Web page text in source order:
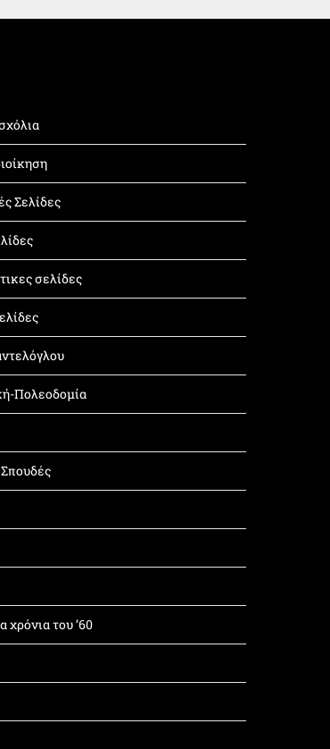
Σελίδες
σελίδες
Πολεοδομία
χρόνια του ’60